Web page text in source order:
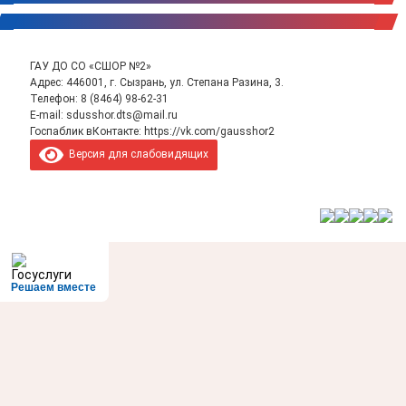
ГАУ ДО СО «СШОР №2»
Адрес: 446001, г. Сызрань, ул. Степана Разина, 3.
Телефон: 8 (8464) 98-62-31
E-mail: sdusshor.dts@mail.ru
Госпаблик вКонтакте: https://vk.com/gausshor2
Версия для слабовидящих
Решаем вместе